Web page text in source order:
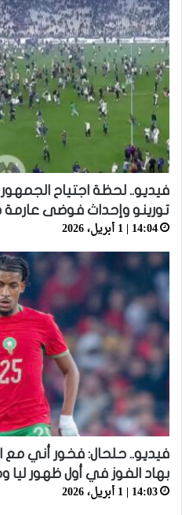
فيديو.. لحظة اجتياح
تورينو وإحداث فوضى عارمة
14:04 | 1 أبريل، 2026
فيديو.. حلحال: فخور أني
بهاد الفوز في أول ظهور ليا
14:03 | 1 أبريل، 2026